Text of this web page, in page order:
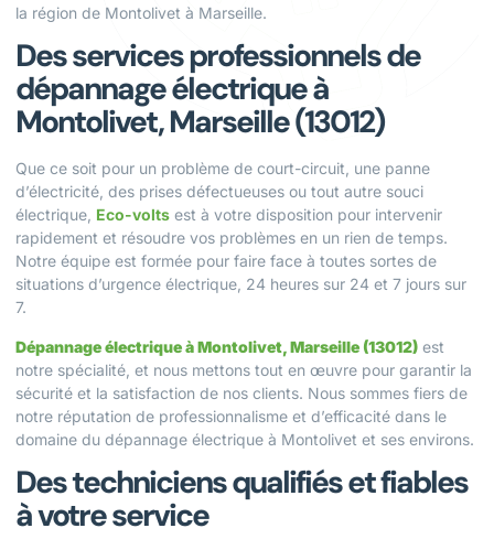
la région de Montolivet à Marseille.
Des services professionnels de
dépannage électrique à
Montolivet, Marseille (13012)
Que ce soit pour un problème de court-circuit, une panne
d’électricité, des prises défectueuses ou tout autre souci
électrique, Eco-volts est à votre disposition pour intervenir
rapidement et résoudre vos problèmes en un rien de temps.
Notre équipe est formée pour faire face à toutes sortes de
situations d’urgence électrique, 24 heures sur 24 et 7 jours sur
7.
Dépannage électrique à Montolivet, Marseille (13012) est
notre spécialité, et nous mettons tout en œuvre pour garantir la
sécurité et la satisfaction de nos clients. Nous sommes fiers de
notre réputation de professionnalisme et d’efficacité dans le
domaine du dépannage électrique à Montolivet et ses environs.
Des techniciens qualifiés et fiables
à votre service